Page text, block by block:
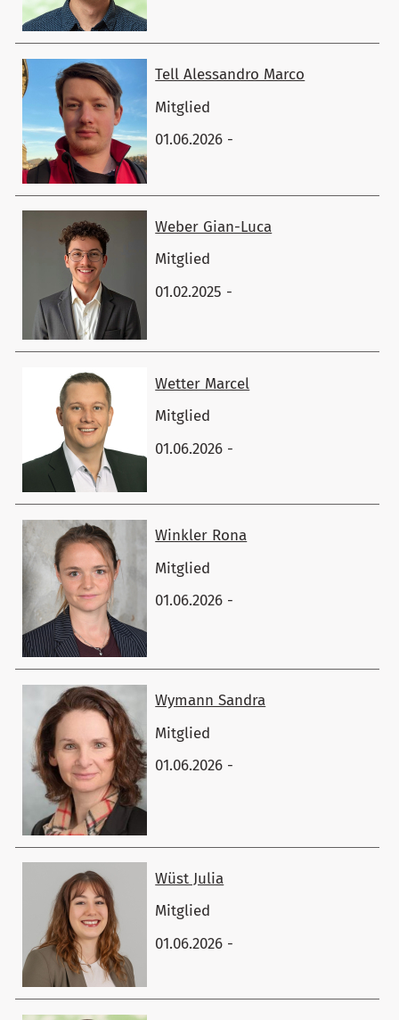
Tell ​Alessandro Marco
Mitglied
01.06.2026 -
Weber ​Gian-Luca
Mitglied
01.02.2025 -
Wetter ​Marcel
Mitglied
01.06.2026 -
Winkler ​Rona
Mitglied
01.06.2026 -
Wymann ​Sandra
Mitglied
01.06.2026 -
Wüst ​Julia
Mitglied
01.06.2026 -